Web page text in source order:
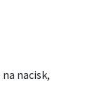
nacisk,